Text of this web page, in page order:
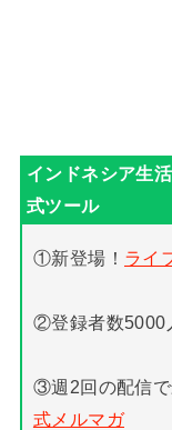
①新登場！ ライ
②登録者数5000
③週2回の配信で
式メルマガ